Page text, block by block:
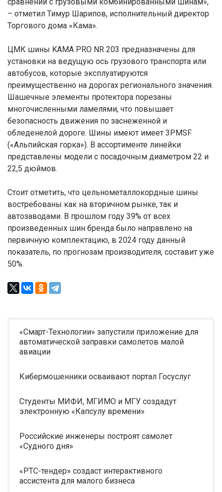
– отметил Тимур Шарипов, исполнительный директор
Торгового дома «Кама».
ЦМК шины KAMA PRO NR 203 предназначены для
установки на ведущую ось грузового транспорта или
автобусов, которые эксплуатируются
преимущественно на дорогах регионального значения.
Шашечные элементы протектора порезаны
многочисленными ламелями, что повышает
безопасность движения по заснеженной и
обледенелой дороге. Шины имеют имеет 3PMSF
(«Альпийская горка»). В ассортименте линейки
представлены модели с посадочным диаметром 22 и
22,5 дюймов.
Стоит отметить, что цельнометаллокордные шины
востребованы как на вторичном рынке, так и
автозаводами. В прошлом году 39% от всех
произведенных шин бренда было направлено на
первичную комплектацию, в 2024 году данный
показатель, по прогнозам производителя, составит уже
50%.
«Смарт-Технологии» запустили приложение для
автоматической заправки самолетов малой
авиации
Кибермошенники осваивают портал Госуслуг
Студенты МИФИ, МГИМО и МГУ создадут
электронную «Капсулу времени»
Российские инженеры построят самолет
«Судного дня»
«РТС-тендер» создаст интерактивного
ассистента для малого бизнеса